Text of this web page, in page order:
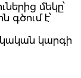
մեկը՝
գծում է՝
կարգի